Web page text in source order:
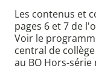
Les contenus et
pages 6 et 7 de
Voir le
central de
au BO Hors-série